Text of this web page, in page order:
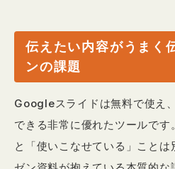
伝えたい内容がうまく
ンの課題
Googleスライドは無料で使え
できる非常に優れたツールです
と「使いこなせている」ことは